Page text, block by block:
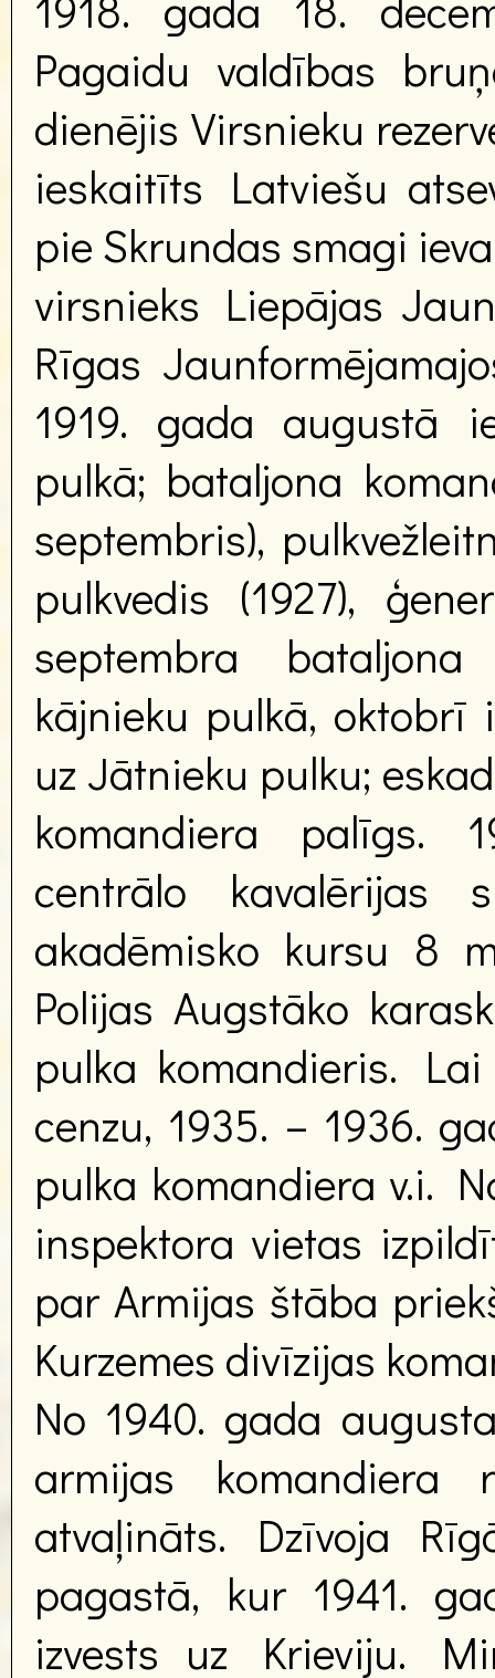
Pagaidu valdības
dienējis Virsnieku
ieskaitīts Latviešu
pie Skrundas smagi
virsnieks Liepājas
Rīgas
1919. gada augustā
pulkā; bataljona
septembris),
pulkvedis (1927),
septembra
kājnieku pulkā, oktobrī
uz Jātnieku pulku;
komandiera palīgs.
centrālo
akadēmisko kursu 8
Polijas Augstāko
pulka komandieris.
cenzu, 1935. – 1936.
pulka komandiera v.i.
inspektora vietas
par Armijas štāba
Kurzemes divīzijas
No 1940. gada
armijas komandiera
atvaļināts. Dzīvoja
pagastā, kur 1941.
izvests uz Krieviju.